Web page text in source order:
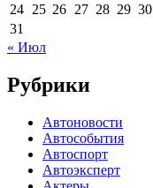
24 25 26 27 28 29 30
31
« Июл
Рубрики
Автоновости
Автособытия
Автоспорт
Автоэксперт